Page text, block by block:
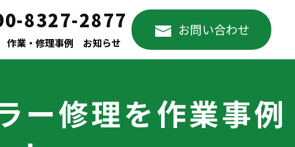
作業・修理事例 お知らせ
お問い合わせ
8327-2877
ー修理を作業事例